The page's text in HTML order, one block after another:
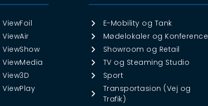
ViewFoil
ViewAir
ViewShow
ViewMedia
View3D
ViewPlay
E-Mobility og Tank
Mødelokaler og Konference
Showroom og Retail
TV og Steaming Studio
Sport
Transportasion (Vej og
Trafik)